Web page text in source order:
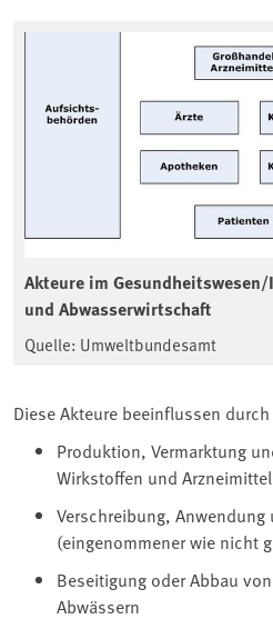
Akteure im
und Abwasserwirtschaft
Quelle: Umweltbundesamt
Diese Akteure beeinflussen
Produktion, Vermarktung
Wirkstoffen und
Verschreibung,
(eingenommener wie nicht
Beseitigung oder Abbau
Abwässern